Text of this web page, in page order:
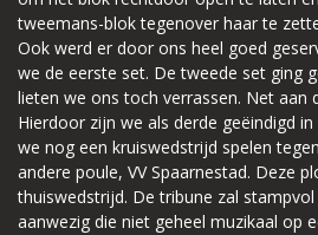
tweemans-blok tegenover haar te
Ook werd er door ons heel goed
we de eerste set. De tweede set ging
lieten we ons toch verrassen. Net aan
Hierdoor zijn we als derde geëindigd
we nog een kruiswedstrijd spelen
andere poule, VV Spaarnestad. Deze
thuiswedstrijd. De tribune zal
aanwezig die niet geheel muzikaal op